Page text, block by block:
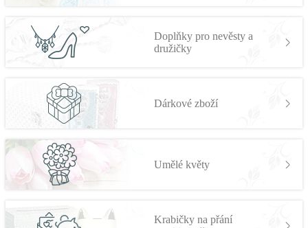
Doplňky pro nevěsty a
družičky
Dárkové zboží
Umělé květy
Krabičky na přání